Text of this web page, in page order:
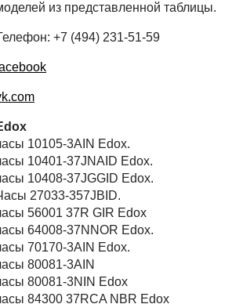
из представленной таблицы.
+7 (494) 231-51-59
10105-3AIN Edox.
10401-37JNAID Edox.
10408-37JGGID Edox.
27033-357JBID.
56001 37R GIR Edox
64008-37NNOR Edox.
70170-3AIN Edox.
80081-3AIN
80081-3NIN Edox
84300 37RCA NBR Edox